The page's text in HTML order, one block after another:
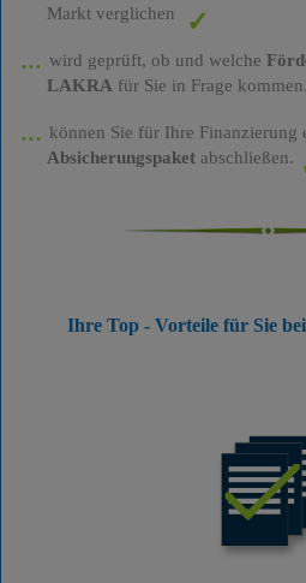
Markt verglichen
wird geprüft, ob und welche
LAKRA für Sie in Frage kommen.
können Sie für Ihre Finanzierung
Absicherungspaketabschließen.
Ihre Top - Vorteile für Sie